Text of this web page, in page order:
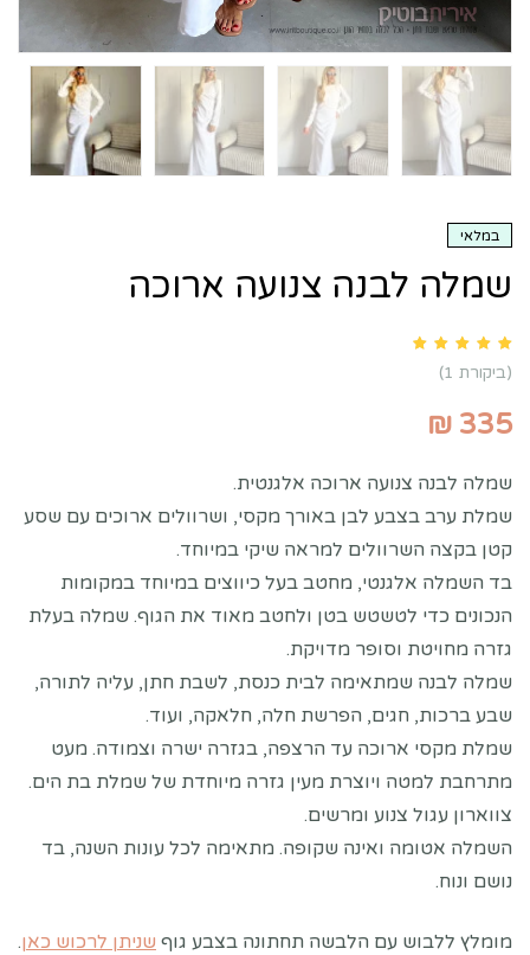
במלאי
שמלה לבנה צנועה ארוכה
1
customer rating
(ביקורת 1
)
₪ 335
שמלה לבנה צנועה ארוכה אלגנטית.
שמלת ערב בצבע לבן באורך מקסי, ושרוולים ארוכים עם שסע
קטן בקצה השרוולים למראה שיקי במיוחד.
בד השמלה אלגנטי, מחטב בעל כיווצים במיוחד במקומות
הנכונים כדי לטשטש בטן ולחטב מאוד את הגוף. שמלה בעלת
גזרה מחויטת וסופר מדויקת.
שמלה לבנה שמתאימה לבית כנסת, לשבת חתן, עליה לתורה,
שבע ברכות, חגים, הפרשת חלה, חלאקה, ועוד.
שמלת מקסי ארוכה עד הרצפה, בגזרה ישרה וצמודה. מעט
מתרחבת למטה ויוצרת מעין גזרה מיוחדת של שמלת בת הים.
צווארון עגול צנוע ומרשים.
השמלה אטומה ואינה שקופה. מתאימה לכל עונות השנה, בד
נושם ונוח.
מומלץ ללבוש עם הלבשה תחתונה בצבע גוף שניתן לרכוש כאן.